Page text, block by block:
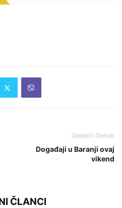
Sljedeći članak
Događaji u Baranji ovaj
vikend
ČLANCI